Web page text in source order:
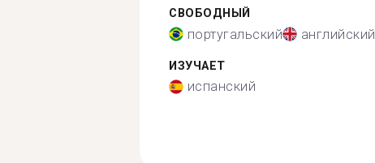
СВОБОДНЫЙ
португальский английский
ИЗУЧАЕТ
испанский